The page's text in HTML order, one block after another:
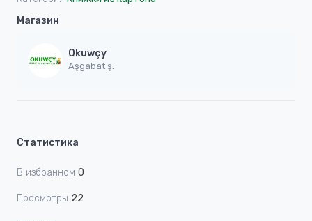
Магазин
Okuwçy
Aşgabat ş.
Статистика
В избранном 0
Просмотры 22